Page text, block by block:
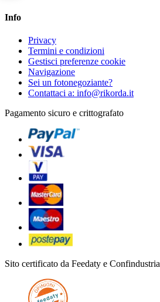
Info
Privacy
Termini e condizioni
Gestisci preferenze cookie
Navigazione
Sei un fotonegoziante?
Contattaci a: info@rikorda.it
Pagamento sicuro e crittografato
Sito certificato da Feedaty e Confindustria